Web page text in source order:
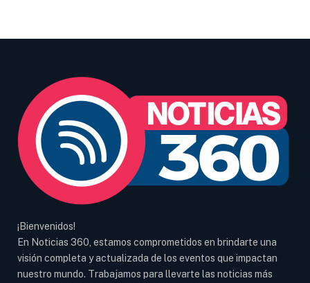
¡Bienvenidos!
En Noticias 360, estamos comprometidos en brindarte una
visión completa y actualizada de los eventos que impactan
nuestro mundo. Trabajamos para llevarte las noticias más